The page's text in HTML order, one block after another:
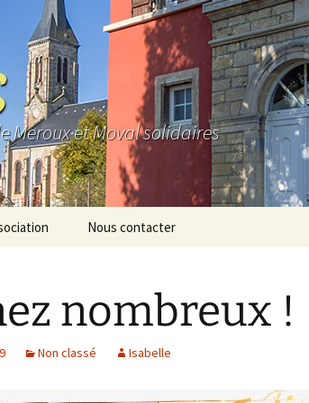
Meroux et Moval solidaires
Nous contacter
nombreux !
Non classé Isabelle